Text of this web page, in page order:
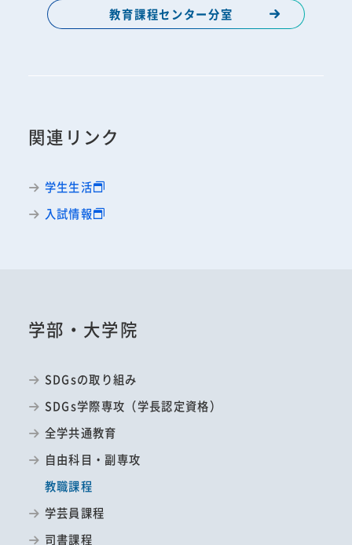
教育課程センター分室
関連リンク
学生生活
入試情報
学部・大学院
SDGsの取り組み
SDGs学際専攻（学長認定資格）
全学共通教育
自由科目・副専攻
教職課程
学芸員課程
司書課程